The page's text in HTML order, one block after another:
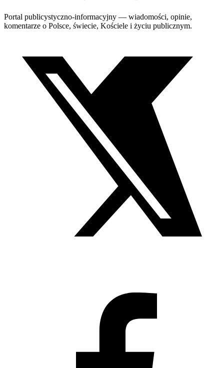
Portal publicystyczno-informacyjny — wiadomości, opinie,
komentarze o Polsce, świecie, Kościele i życiu publicznym.